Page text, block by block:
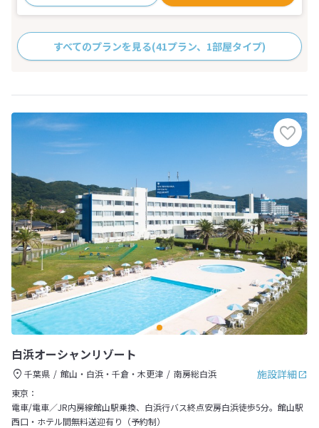
すべてのプランを見る(41プラン、1部屋タイプ)
白浜オーシャンリゾート
施設詳細
千葉県 館山・白浜・千倉・木更津
南房総白浜
東京：
電車/電車／JR内房線館山駅乗換、白浜行バス終点安房白浜徒歩5分。館山駅
西口・ホテル間無料送迎有り（予約制）